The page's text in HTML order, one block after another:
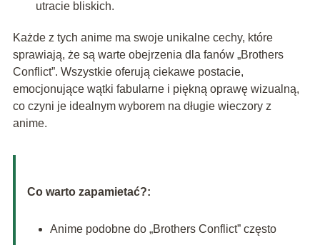
utracie bliskich.
Każde z tych anime ma swoje unikalne cechy, które
sprawiają, że są warte obejrzenia dla fanów „Brothers
Conflict”. Wszystkie oferują ciekawe postacie,
emocjonujące wątki fabularne i piękną oprawę wizualną,
co czyni je idealnym wyborem na długie wieczory z
anime.
Co warto zapamietać?:
Anime podobne do „Brothers Conflict” często